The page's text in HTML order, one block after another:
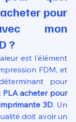
pour
mon
?
est l'élément
FDM, et
pour
PLA acheter pour
3D. Un
doit avoir un